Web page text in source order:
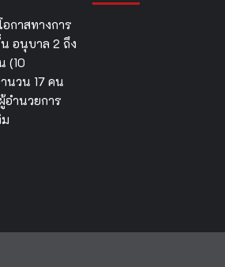
กาสทางการ
อนุบาล 2 ถึง
(10
นวน 17 คน
อำนวยการ